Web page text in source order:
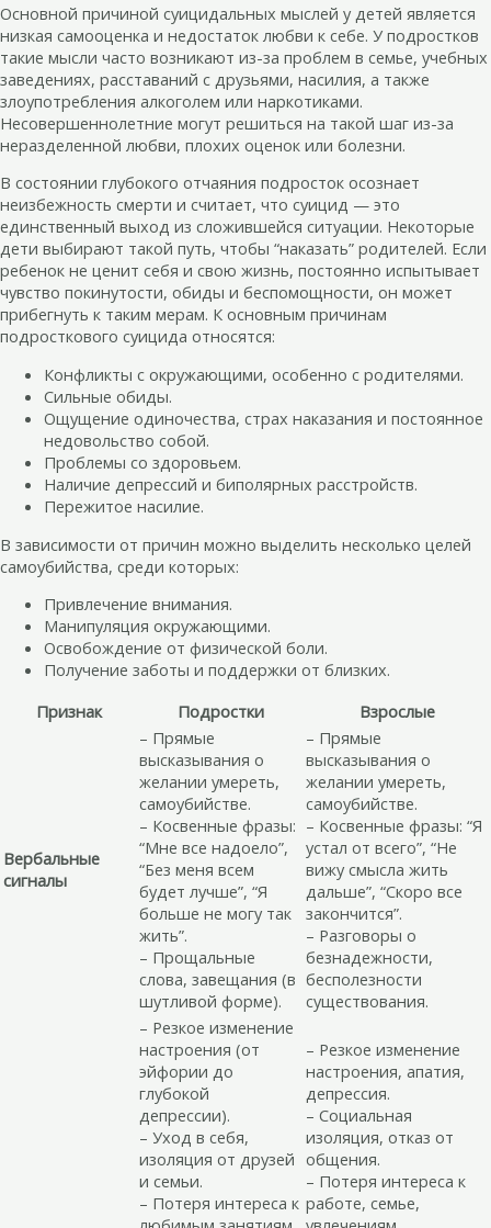
Основной причиной суицидальных мыслей у детей является
низкая самооценка и недостаток любви к себе. У подростков
такие мысли часто возникают из-за проблем в семье, учебных
заведениях, расставаний с друзьями, насилия, а также
злоупотребления алкоголем или наркотиками.
Несовершеннолетние могут решиться на такой шаг из-за
неразделенной любви, плохих оценок или болезни.
В состоянии глубокого отчаяния подросток осознает
неизбежность смерти и считает, что суицид — это
единственный выход из сложившейся ситуации. Некоторые
дети выбирают такой путь, чтобы “наказать” родителей. Если
ребенок не ценит себя и свою жизнь, постоянно испытывает
чувство покинутости, обиды и беспомощности, он может
прибегнуть к таким мерам. К основным причинам
подросткового суицида относятся:
Конфликты с окружающими, особенно с родителями.
Сильные обиды.
Ощущение одиночества, страх наказания и постоянное
недовольство собой.
Проблемы со здоровьем.
Наличие депрессий и биполярных расстройств.
Пережитое насилие.
В зависимости от причин можно выделить несколько целей
самоубийства, среди которых:
Привлечение внимания.
Манипуляция окружающими.
Освобождение от физической боли.
Получение заботы и поддержки от близких.
Признак
Подростки Взрослые
Вербальные
сигналы
– Прямые
высказывания о
желании умереть,
самоубийстве.
– Косвенные фразы:
“Мне все надоело”,
“Без меня всем
будет лучше”, “Я
больше не могу так
жить”.
– Прощальные
слова, завещания (в
шутливой форме).
– Прямые
высказывания о
желании умереть,
самоубийстве.
– Косвенные фразы: “Я
устал от всего”, “Не
вижу смысла жить
дальше”, “Скоро все
закончится”.
– Разговоры о
безнадежности,
бесполезности
существования.
– Резкое изменение
настроения (от
эйфории до
глубокой
депрессии).
– Уход в себя,
изоляция от друзей
и семьи.
– Потеря интереса к
– Резкое изменение
настроения, апатия,
депрессия.
– Социальная
изоляция, отказ от
общения.
– Потеря интереса к
работе, семье,